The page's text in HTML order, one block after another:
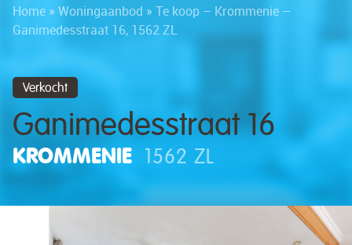
Home » Woningaanbod » Te koop – Krommenie –
Ganimedesstraat 16, 1562 ZL
Verkocht
Ganimedesstraat 16
KROMMENIE 1562 ZL